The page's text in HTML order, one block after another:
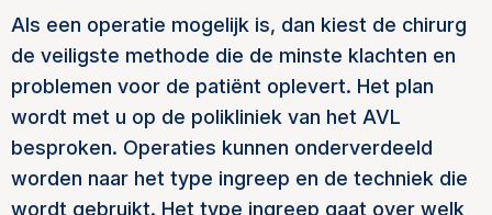
Als een operatie mogelijk is, dan kiest de chirurg
de veiligste methode die de minste klachten en
problemen voor de patiënt oplevert. Het plan
wordt met u op de polikliniek van het AVL
besproken. Operaties kunnen onderverdeeld
worden naar het type ingreep en de techniek die
wordt gebruikt. Het type ingreep gaat over welk